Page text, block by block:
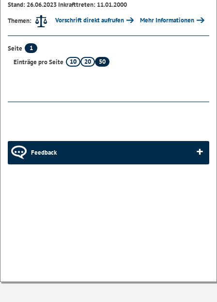
Stand: 26.06.2023 Inkrafttreten: 11.01.2000
Themen:
Vorschrift direkt aufrufen Mehr Informationen
Seite
1
Einträge pro Seite
10 20 50
Feedback